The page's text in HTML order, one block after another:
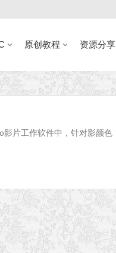
原创教程 资源分享
片工作软件中，针对影颜色